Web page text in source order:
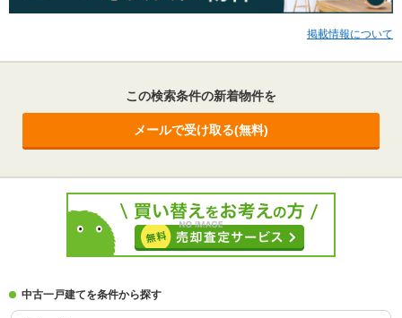
掲載情報について
この検索条件の新着物件を
メールで受け取る(無料)
中古一戸建てを条件から探す